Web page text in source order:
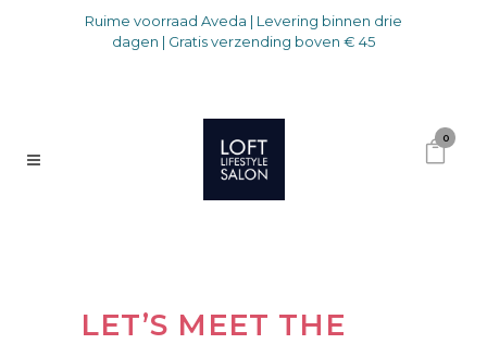
Ruime voorraad Aveda | Levering binnen drie
dagen | Gratis verzending boven € 45
0
LET’S MEET THE